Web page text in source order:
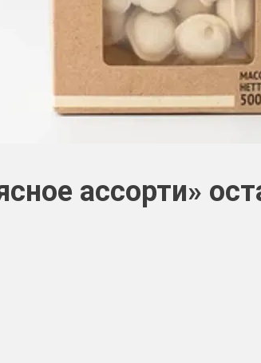
ассорти»